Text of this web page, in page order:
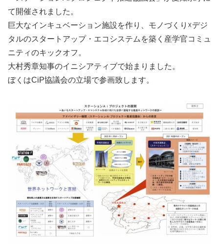
て開催されました。
巨大なインキュベーション施設を作り、モノづくり☓デジ
タルのスタートアップ・エコシステムを築く産学官コミュ
ニティのキックオフ。
大村秀章知事のイニシアティブで始まりました。
ぼくはCiP協議会の立場で参画致します。